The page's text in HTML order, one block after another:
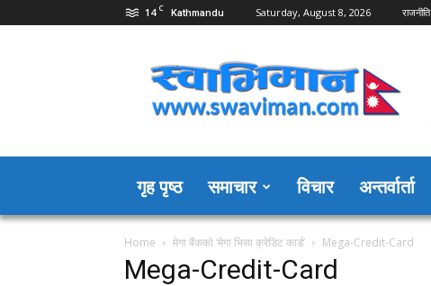
14 C Kathmandu Saturday, August 8, 2026 राजनीति
Swaviman
Nepal
गृह पृष्ठ समाचार विचार अन्तर्वार्ता
Home मेगा बैंकको ‘मेगा भिसा क्रेडिट कार्ड’ Mega-Credit-Card
Mega-Credit-Card